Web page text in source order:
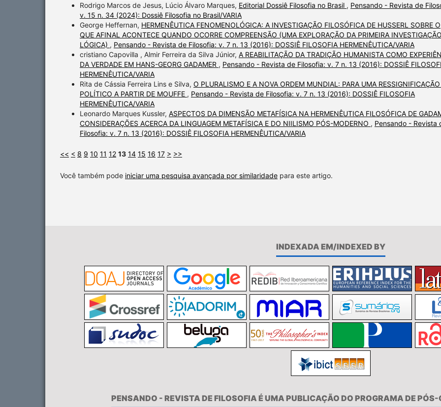
Rodrigo Marcos de Jesus, Lúcio Álvaro Marques, Editorial Dossiê Filosofia no Brasil , Pensando - Revista de
v. 15 n. 34 (2024): Dossiê Filosofia no Brasil/VARIA
George Heffernan, HERMENÊUTICA FENOMENOLÓGICA: A INVESTIGAÇÃO FILOSÓFICA DE HUSSERL SOBRE O
QUE AFINAL ACONTECE QUANDO OCORRE COMPREENSÃO (UMA EXPLORAÇÃO DA PRIMEIRA INVESTIGAÇÃO
LÓGICA) , Pensando - Revista de Filosofia: v. 7 n. 13 (2016): DOSSIÊ FILOSOFIA HERMENÊUTICA/VARIA
cristiano Capovilla , Almir Ferreira da Silva Júnior, A REABILITAÇÃO DA TRADIÇÃO HUMANISTA COMO
DA VERDADE EM HANS-GEORG GADAMER , Pensando - Revista de Filosofia: v. 7 n. 13 (2016): DOSSIÊ
HERMENÊUTICA/VARIA
Rita de Cássia Ferreira Lins e Silva, O PLURALISMO E A NOVA ORDEM MUNDIAL: PARA UMA
POLÍTICO A PARTIR DE MOUFFE , Pensando - Revista de Filosofia: v. 7 n. 13 (2016): DOSSIÊ FILOSOFIA
HERMENÊUTICA/VARIA
Leonardo Marques Kussler, ASPECTOS DA DIMENSÃO METAFÍSICA NA HERMENÊUTICA FILOSÓFICA DE
CONSIDERAÇÕES ACERCA DA LINGUAGEM METAFÍSICA E DO NIILISMO PÓS-MODERNO , Pensando - Revista
Filosofia: v. 7 n. 13 (2016): DOSSIÊ FILOSOFIA HERMENÊUTICA/VARIA
<< < 8 9 10 11 12 13 14 15 16 17 > >>
Você também pode iniciar uma pesquisa avançada por similaridade para este artigo.
INDEXADA EM/INDEXED BY
PENSANDO - REVISTA DE FILOSOFIA É UMA PUBLICAÇÃO DO PROGRAMA DE